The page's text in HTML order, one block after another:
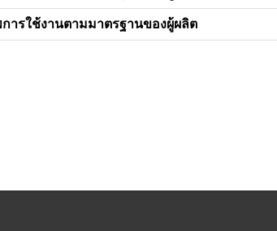
ารใช้งานตามมาตรฐานของผู้ผลิต